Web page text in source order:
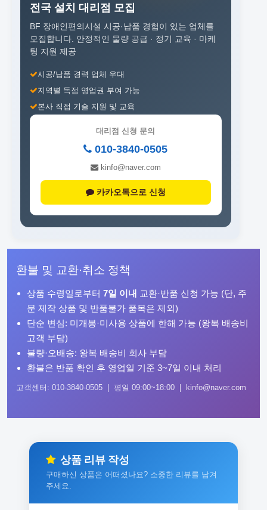
전국 설치 대리점 모집
BF 장애인편의시설 시공·납품 경험이 있는 업체를
모집합니다. 안정적인 물량 공급 · 정기 교육 · 마케
팅 지원 제공
시공/납품 경력 업체 우대
지역별 독점 영업권 부여 가능
본사 직접 기술 지원 및 교육
대리점 신청 문의
010-3840-0505
kinfo@naver.com
카카오톡으로 신청
환불 및 교환·취소 정책
상품 수령일로부터 7일 이내 교환·반품 신청 가능 (단, 주
문 제작 상품 및 반품불가 품목은 제외)
단순 변심: 미개봉·미사용 상품에 한해 가능 (왕복 배송비
고객 부담)
불량·오배송: 왕복 배송비 회사 부담
환불은 반품 확인 후 영업일 기준 3~7일 이내 처리
고객센터: 010-3840-0505 | 평일 09:00~18:00 | kinfo@naver.com
상품 리뷰 작성
구매하신 상품은 어떠셨나요? 소중한 리뷰를 남겨
주세요.